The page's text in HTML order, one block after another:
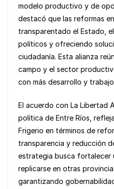
modelo productivo y de
destacó que las reformas
transparentado el Estado,
políticos y ofreciendo
ciudadanía. Esta alianza
campo y el sector
con más desarrollo y
El acuerdo con La Libertad
política de Entre Ríos,
Frigerio en términos de
transparencia y reducción
estrategia busca fortalecer
replicarse en otras
garantizando